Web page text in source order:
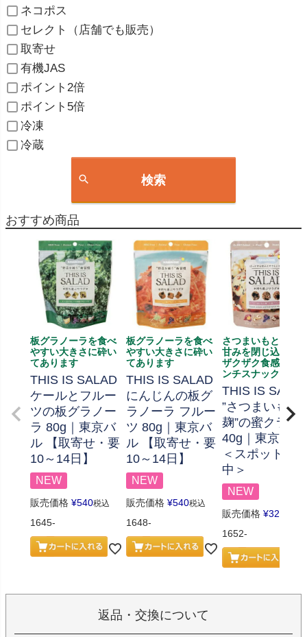
ネコポス
セレクト（店舗でも販売）
取寄せ
有機JAS
ポイント2倍
ポイント5倍
冷凍
冷蔵
検索
おすすめ商品
板グラノーラを食べ
やすい大きさに砕い
てあります
THIS IS SALAD
ケールとフルー
ツの板グラノー
ラ 80g｜東京バ
ル 【取寄せ・要
10～14日】
NEW
販売価格 ¥540税込
1645-
板グラノーラを食べ
やすい大きさに砕い
てあります
THIS IS SALAD
にんじんの板グ
ラノーラ フルー
ツ 80g｜東京バ
ル 【取寄せ・要
10～14日】
NEW
販売価格 ¥540税込
1648-
さつまいもと米麹
甘みを閉じ込めた
ザクザク食感のク
ンチスナック
THIS IS
”さつまいもと
麹”の蜜クラン
40g｜東京バル
＜スポット入
中＞
NEW
販売価格 ¥324
1652-
返品・交換について